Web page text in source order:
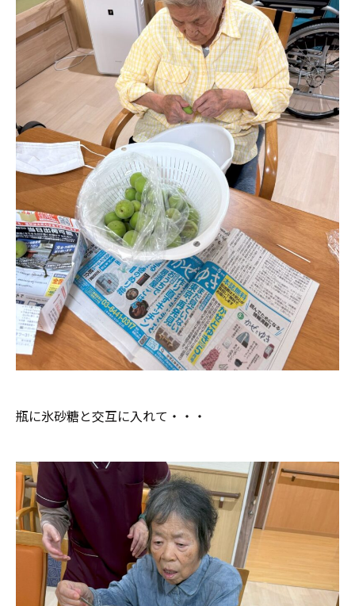
瓶に氷砂糖と交互に入れて・・・